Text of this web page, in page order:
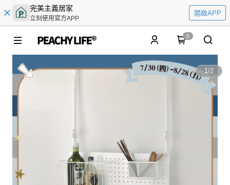
完美主義居家
立刻使用官方APP
開啟APP
0
1/2